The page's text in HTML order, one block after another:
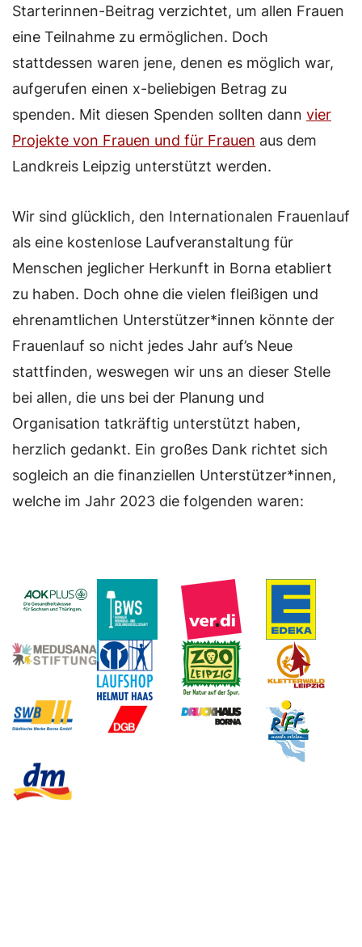
Starterinnen-Beitrag verzichtet, um allen Frauen
eine Teilnahme zu ermöglichen. Doch
stattdessen waren jene, denen es möglich war,
aufgerufen einen x-beliebigen Betrag zu
spenden. Mit diesen Spenden sollten dann vier
Projekte von Frauen und für Frauen aus dem
Landkreis Leipzig unterstützt werden.
Wir sind glücklich, den Internationalen Frauenlauf
als eine kostenlose Laufveranstaltung für
Menschen jeglicher Herkunft in Borna etabliert
zu haben. Doch ohne die vielen fleißigen und
ehrenamtlichen Unterstützer*innen könnte der
Frauenlauf so nicht jedes Jahr auf’s Neue
stattfinden, weswegen wir uns an dieser Stelle
bei allen, die uns bei der Planung und
Organisation tatkräftig unterstützt haben,
herzlich gedankt. Ein großes Dank richtet sich
sogleich an die finanziellen Unterstützer*innen,
welche im Jahr 2023 die folgenden waren: